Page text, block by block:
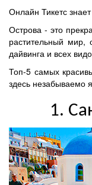
Онлайн Тикетс
Острова - это
растительный мир,
дайвинга и всех
Топ-5 самых
здесь незабываемо
1.